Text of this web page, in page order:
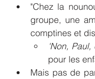
"Chez la
groupe, une
comptines et
'Non,
pour les
Mais pas de